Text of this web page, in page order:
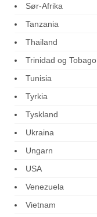
Sør-Afrika
Tanzania
Thailand
Trinidad og Tobago
Tunisia
Tyrkia
Tyskland
Ukraina
Ungarn
USA
Venezuela
Vietnam